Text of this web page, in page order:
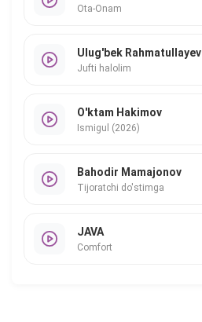
Ota-Onam
Ulug'bek Rahmatullayev
Jufti halolim
O'ktam Hakimov
Ismigul (2026)
Bahodir Mamajonov
Tijoratchi do'stimga
JAVA
Comfort